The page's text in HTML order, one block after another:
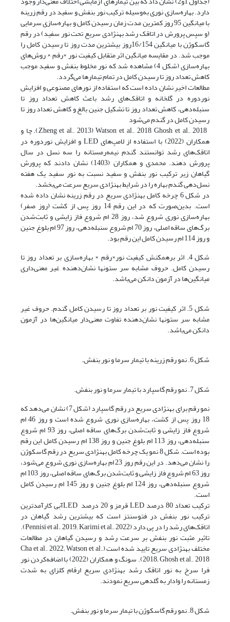
دارد. بهاره‌سازی نوری به‌وسیله ترکیب نور بنفش و سفید در رقم زرینه
با میانگین 95 روز کمترین مدت زمان رسیدن کامل و بهاره‌سازی سرمایی
(و سپس پرورش در اتاقک رشد بهنژادی سریع تحت نور سفید) در رقم
گاسکوژن با میانگین 16/154روز بیشترین مدت روز تا رسیدن کامل را
موجب شد. در مقایسه میانگین اثر متقابل کیفیت نور ×رقم × روش‌های
بهاره‌سازی (شکل 4) مشاهده شد که نور مخلوط بنفش و سفید موجب
کاهش تعداد روز تا رسیدن کامل در تمام تیمارها می‌گردد.
مطالعات اخیر نشان داده است که استفاده از نورهای مصنوعی و افزایش
نوردوره در گلخانه و اتاقک‌های رشد باعث کاهش تعداد روز تا
سنبله‌دهی، کاهش تعداد روز تا تشکیل جنین بالغ و کاهش تعداد روز تا
رسیدن کامل در گندم می‌شود
Zheng et al., 2013) Watson et al., 2018, Ghosh et al., 2018,). چا و
همکاران (2022) با استفاده از لامپ‌های LED و افزایش نوردوره در
اتاقک‌های رشد توانستند گندم نیمه‌رمستانه را سه نسل در سال
پرورش دهند. محمدی و همکاران (1403) نشان دادند که پرورش
گیاهان زیر ترکیب نور بنفش و سفید نسبت به نور سفید یک هفته
نسل‌دهی گندم بهاره را در شرایط بهنژادی سریع سرعت می‌بخشد.
در شکل 6 چرخه کامل بهنژادی سریع در رقم زرینه نشان داده شده
است. بدین‌صورت که در این رقم 14 روز پس از کشت (روز صفر)
بهاره‌سازی نوری شروع شد، روز 28 ام شروع فاز زایشی و ثابت‌شدن
برگ‌های ساقه اصلی، روز 70 ام شروع سنبله‌دهی، روز 97 ام بلوغ جنین
و روز 114 ام رسیدن کامل این رقم بود.
شکل 4. اثر برهمکنش کیفیت نور×رقم × بهاره‌سازی بر تعداد روز تا
رسیدن کامل. حروف مشابه سر ستونها نشان‌دهنده غیر معنی‌داری
میانگین‌ها در آزمون دانکن می‌باشد.
شکل 5. اثر کیفیت نور بر تعداد روز تا رسیدن کامل گندم. حروف غیر
مشابه سر ستونها نشان‌دهنده تفاوت معنی‌دار میانگین‌ها در آزمون
دانکن می‌باشد.
شکل 6. نمو رقم زرینه با تیمار سرما و نور بنفش.
شکل 7. نمو رقم گاسپارد با تیمار سرما و نور بنفش.
نمو رقم برای بهنژادی سریع در رقم گاسپارد (شکل 7) نشان می‌دهد که
18 روز پس از کشت، بهاره‌سازی نوری شروع شده است و روز 46 ام
شروع فاز زایشی و ثابت‌شدن برگ‌های ساقه اصلی، روز 93 ام شروع
سنبله‌دهی، روز 113 ام بلوغ جنین و روز 138 ام رسیدن کامل این رقم
بوده است. شکل 8 نمو یک چرخه کامل بهنژادی سریع در رقم گاسکوژن
را نشان می‌دهد. در این رقم روز 23 ام بهاره‌سازی نوری شروع می‌شود،
روز 63 ام شروع فاز زایشی و ثابت‌شدن برگ‌های ساقه اصلی، روز 103 ام
شروع سنبله‌دهی، روز 124 ام بلوغ جنین و روز 145 ام رسیدن کامل
است.
ترکیب تعداد 80 درصد LED قرمز و 20 درصد LEDآبی کارآمدترین
ترکیب نور بنفش در فتوسنتز است که بیشترین رشد گیاهان در
اتاقک‌های رشد را در پی دارد (Pennisi et al., 2019; Karimi et al., 2022).
تاثیر مثبت نور بنفش بر سرعت رشد و رسیدن گیاهان در مطالعات
مختلف بهنژادی سریع تایید شده است (Cha et al., 2022; Watson et al.,
2018; Ghosh et al., 2018). سونگ و همکاران (2022) با اضافه‌کردن نور
فرا سرخ به نور اتاقک رشد بهنژادی سریع ارقام کلزای به شدت
زمستانه را وادار به گلدهی سریع نمودند.
شکل 8. نمو رقم گاسکوژن با تیمار سرما و نور بنفش.